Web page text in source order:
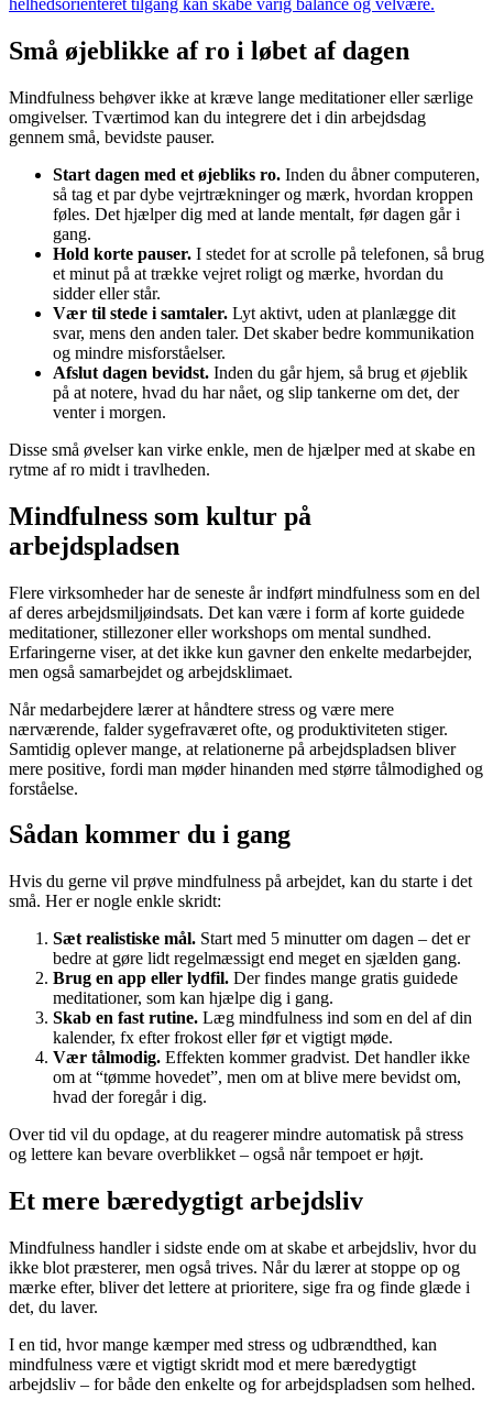
Små øjeblikke af ro i løbet af dagen
Mindfulness behøver ikke at kræve lange meditationer eller særlige
omgivelser. Tværtimod kan du integrere det i din arbejdsdag
gennem små, bevidste pauser.
Start dagen med et øjebliks ro. Inden du åbner computeren,
så tag et par dybe vejrtrækninger og mærk, hvordan kroppen
føles. Det hjælper dig med at lande mentalt, før dagen går i
gang.
Hold korte pauser. I stedet for at scrolle på telefonen, så brug
et minut på at trække vejret roligt og mærke, hvordan du
sidder eller står.
Vær til stede i samtaler. Lyt aktivt, uden at planlægge dit
svar, mens den anden taler. Det skaber bedre kommunikation
og mindre misforståelser.
Afslut dagen bevidst. Inden du går hjem, så brug et øjeblik
på at notere, hvad du har nået, og slip tankerne om det, der
venter i morgen.
Disse små øvelser kan virke enkle, men de hjælper med at skabe en
rytme af ro midt i travlheden.
Mindfulness som kultur på
arbejdspladsen
Flere virksomheder har de seneste år indført mindfulness som en del
af deres arbejdsmiljøindsats. Det kan være i form af korte guidede
meditationer, stillezoner eller workshops om mental sundhed.
Erfaringerne viser, at det ikke kun gavner den enkelte medarbejder,
men også samarbejdet og arbejdsklimaet.
Når medarbejdere lærer at håndtere stress og være mere
nærværende, falder sygefraværet ofte, og produktiviteten stiger.
Samtidig oplever mange, at relationerne på arbejdspladsen bliver
mere positive, fordi man møder hinanden med større tålmodighed og
forståelse.
Sådan kommer du i gang
Hvis du gerne vil prøve mindfulness på arbejdet, kan du starte i det
små. Her er nogle enkle skridt:
Sæt realistiske mål. Start med 5 minutter om dagen – det er
bedre at gøre lidt regelmæssigt end meget en sjælden gang.
Brug en app eller lydfil. Der findes mange gratis guidede
meditationer, som kan hjælpe dig i gang.
Skab en fast rutine. Læg mindfulness ind som en del af din
kalender, fx efter frokost eller før et vigtigt møde.
Vær tålmodig. Effekten kommer gradvist. Det handler ikke
om at “tømme hovedet”, men om at blive mere bevidst om,
hvad der foregår i dig.
Over tid vil du opdage, at du reagerer mindre automatisk på stress
og lettere kan bevare overblikket – også når tempoet er højt.
Et mere bæredygtigt arbejdsliv
Mindfulness handler i sidste ende om at skabe et arbejdsliv, hvor du
ikke blot præsterer, men også trives. Når du lærer at stoppe op og
mærke efter, bliver det lettere at prioritere, sige fra og finde glæde i
det, du laver.
I en tid, hvor mange kæmper med stress og udbrændthed, kan
mindfulness være et vigtigt skridt mod et mere bæredygtigt
arbejdsliv – for både den enkelte og for arbejdspladsen som helhed.